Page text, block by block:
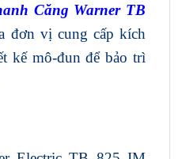
Căng Warner TB
đơn vị cung cấp kích
kế mô-đun để bảo trì